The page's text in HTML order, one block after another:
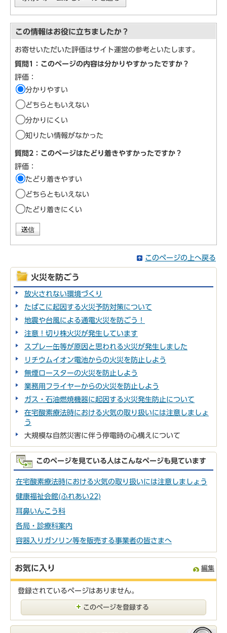
この情報はお役に立ちましたか？
お寄せいただいた評価はサイト運営の参考といたします。
質問1：このページの内容は分かりやすかったですか？
評価：
分かりやすい
どちらともいえない
分かりにくい
知りたい情報がなかった
質問2：このページはたどり着きやすかったですか？
評価：
たどり着きやすい
どちらともいえない
たどり着きにくい
このページの上へ戻る
火災を防ごう
放火されない環境づくり
たばこに起因する火災予防対策について
地震や台風による通電火災を防ごう！
注意！切り株火災が発生しています
スプレー缶等が原因と思われる火災が発生しました
リチウムイオン電池からの火災を防止しよう
無煙ロースターの火災を防止しよう
業務用フライヤーからの火災を防止しよう
ガス・石油燃焼機器に起因する火災発生防止について
在宅酸素療法時における火気の取り扱いには注意しましょ
う
大規模な自然災害に伴う停電時の心構えについて
このページを見ている人はこんなページも見ています
在宅酸素療法時における火気の取り扱いには注意しましょう
健康福祉会館(ふれあい22)
耳鼻いんこう科
各局・診療科案内
容器入りガソリン等を販売する事業者の皆さまへ
お気に入り 編集
登録されているページはありません。
このページを登録する